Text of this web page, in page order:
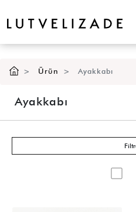
Ürün Ayakkabı
Ayakkabı